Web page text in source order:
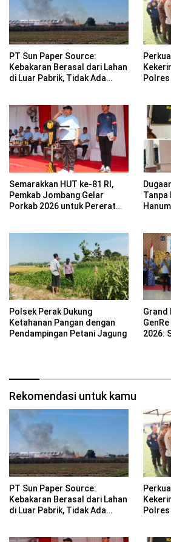
PT Sun Paper Source:
Kebakaran Berasal dari Lahan
di Luar Pabrik, Tidak Ada
Polres
Semarakkan HUT ke-81 RI,
Pemkab Jombang Gelar
Porkab 2026 untuk Pererat
Tanpa
Polsek Perak Dukung
Ketahanan Pangan dengan
Pendampingan Petani Jagung
Grand
2026:
Rekomendasi untuk kamu
PT Sun Paper Source:
Kebakaran Berasal dari Lahan
di Luar Pabrik, Tidak Ada
Polres